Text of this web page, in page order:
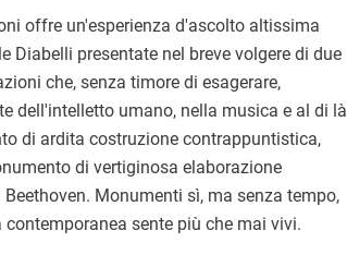
offre un'esperienza d'ascolto altissima
Diabelli presentate nel breve volgere di due
che, senza timore di esagerare,
dell'intelletto umano, nella musica e al di là
di ardita costruzione contrappuntistica,
di vertiginosa elaborazione
Monumenti sì, ma senza tempo,
sente più che mai vivi.